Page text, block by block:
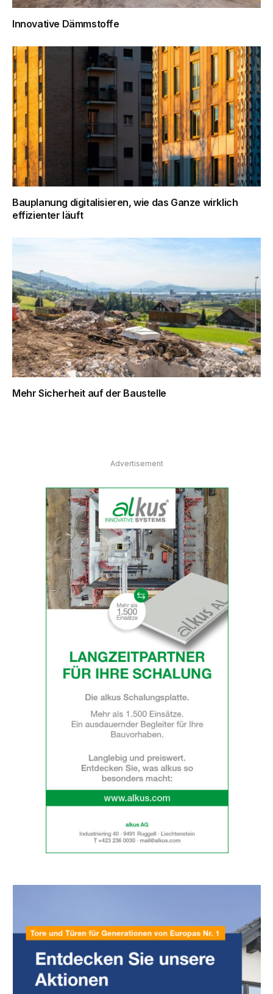
Innovative Dämmstoffe
Bauplanung digitalisieren, wie das Ganze wirklich
effizienter läuft
Mehr Sicherheit auf der Baustelle
Advertisement